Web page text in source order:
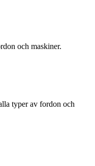
och maskiner.
typer av fordon och